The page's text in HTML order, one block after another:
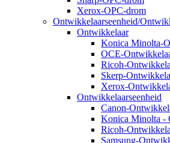
Xerox-OPC-drom
Ontwikkelaarseenheid/
Ontwikkelaar
Konica Minolta-
OCE-
Ricoh-
Skerp-
Xerox-
Ontwikkelaarseenheid
Canon-
Konica Minolta -
Ricoh-
Samsung-